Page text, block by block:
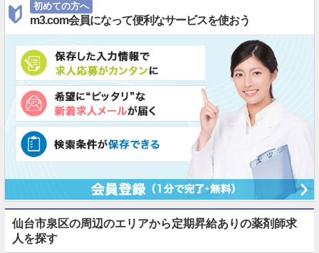
初めての方へ
m3.com会員になって便利なサービスを使おう
仙台市泉区の周辺のエリアから定期昇給ありの薬剤師求
人を探す